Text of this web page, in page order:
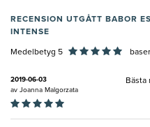
RECENSION UTGÅTT BABOR
INTENSE
Medelbetyg 5
2019-06-03
av Joanna Malgorzata
Bästa